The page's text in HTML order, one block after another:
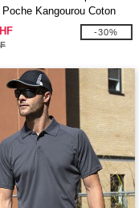
Poche Kangourou Coton
-30%